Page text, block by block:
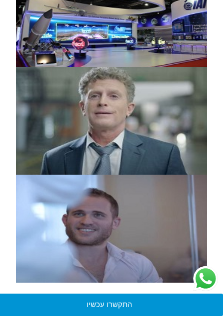
טען עוד
התקשרו עכשיו